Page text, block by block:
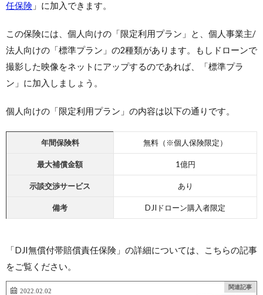
任保険 」に加入できます。
この保険には、個人向けの「限定利用プラン」と、個人事業主/
法人向けの「標準プラン」の2種類があります。もしドローンで
撮影した映像をネットにアップするのであれば、「標準プラ
ン」に加入しましょう。
個人向けの「限定利用プラン」の内容は以下の通りです。
年間保険料 無料（※個人保険限定）
最大補償金額 1億円
示談交渉サービス あり
備考 DJIドローン購入者限定
「DJI無償付帯賠償責任保険」の詳細については、こちらの記事
をご覧ください。
関連記事
2022.02.02